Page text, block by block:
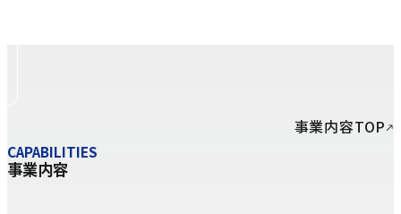
CAPABILITIES
事業内容
事業内容TOP